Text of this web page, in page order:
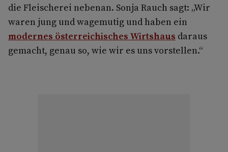
die Fleischerei nebenan. Sonja Rauch sagt: „Wir
waren jung und wagemutig und haben ein
modernes österreichisches Wirtshaus daraus
gemacht, genau so, wie wir es uns vorstellen.“